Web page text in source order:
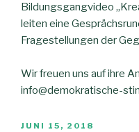
Bildungsgangvideo
leiten eine
Fragestellungen der
Wir freuen uns auf ihre
info@demokratische-
JUNI 15, 2018